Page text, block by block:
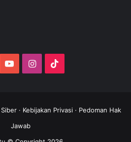
YouTubeInstagram
· Kebijakan Privasi · Pedoman Hak
Jawab